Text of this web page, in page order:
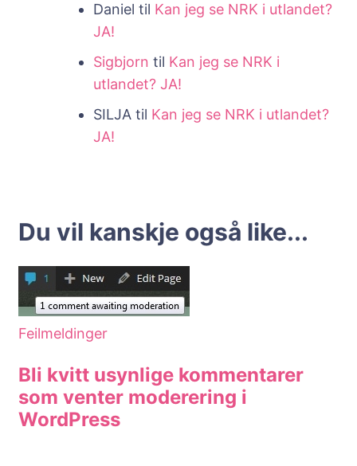
Daniel til Kan jeg se NRK i utlandet?
JA!
Sigbjorn til Kan jeg se NRK i
utlandet? JA!
SILJA til Kan jeg se NRK i utlandet?
JA!
Du vil kanskje også like...
Feilmeldinger
Bli kvitt usynlige kommentarer
som venter moderering i
WordPress